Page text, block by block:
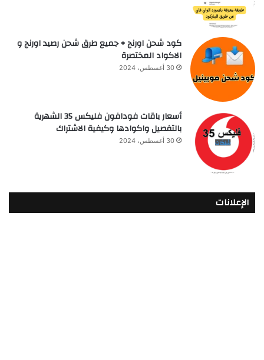
كود شحن اورنج + جميع طرق شحن رصيد اورنج و
الاكواد المختصرة
30 أغسطس، 2024
أسعار باقات فودافون فلیکس 35 الشهرية
بالتفصيل واكوادها وكيفية الاشتراك
30 أغسطس، 2024
الإعلانات